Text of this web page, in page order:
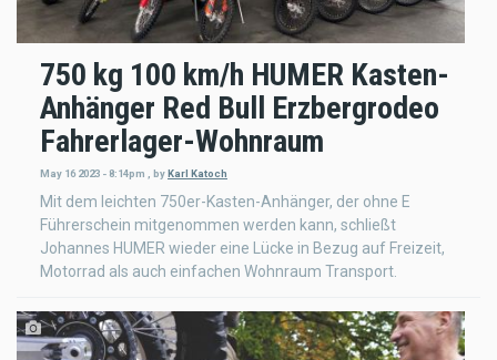
750 kg 100 km/h HUMER Kasten-
Anhänger Red Bull Erzbergrodeo
Fahrerlager-Wohnraum
May 16 2023 - 8:14pm , byKarl Katoch
Mit dem leichten 750er-Kasten-Anhänger, der ohne E
Führerschein mitgenommen werden kann, schließt
Johannes HUMER wieder eine Lücke in Bezug auf Freizeit,
Motorrad als auch einfachen Wohnraum Transport.